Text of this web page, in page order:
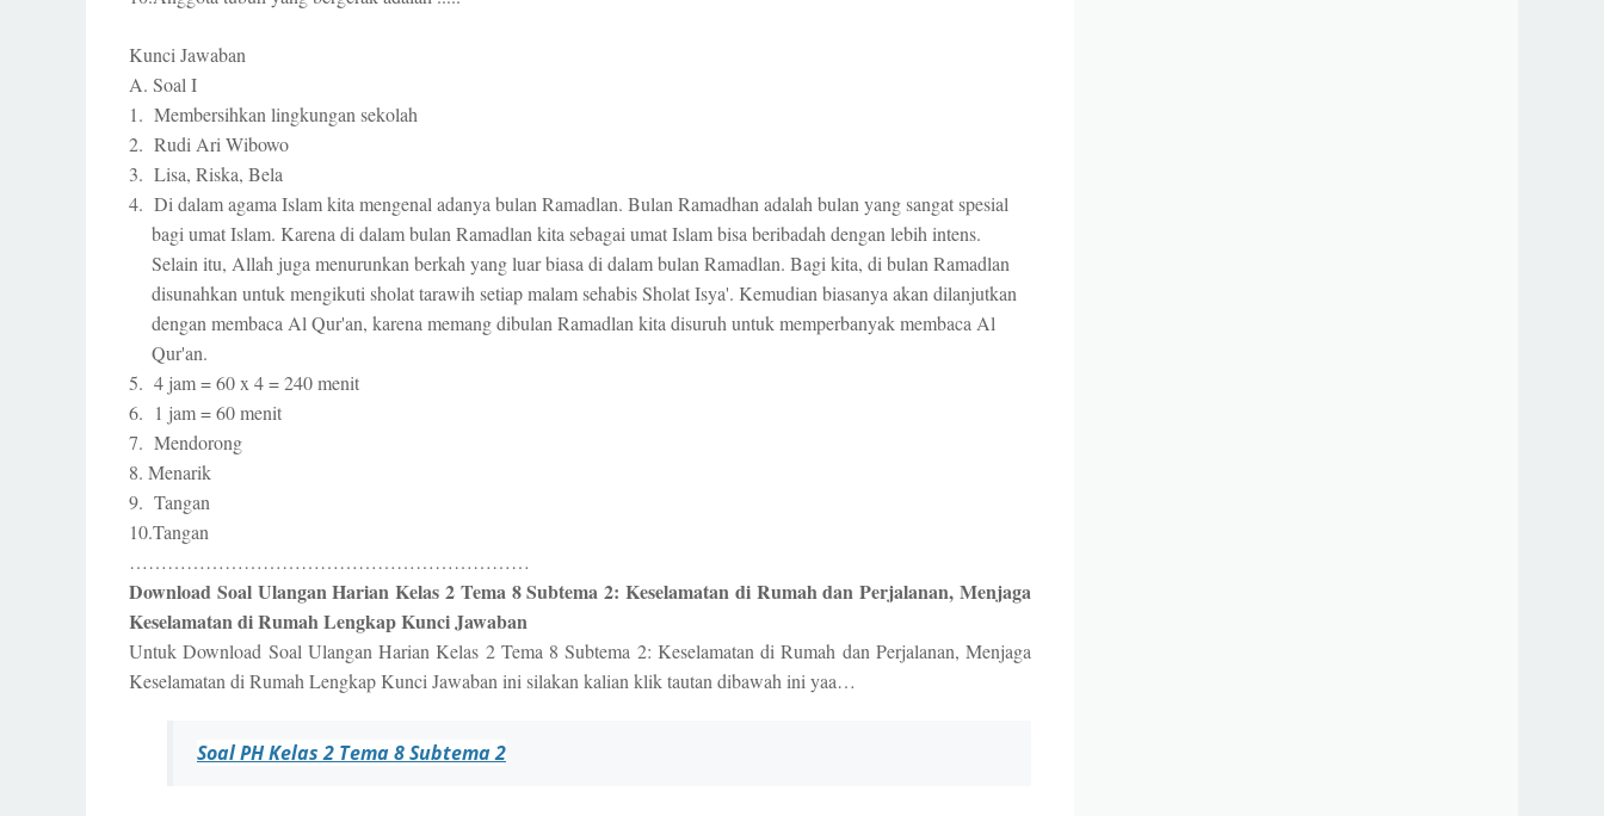
Kunci Jawaban
A. Soal I
1. Membersihkan lingkungan sekolah
2. Rudi Ari Wibowo
3. Lisa, Riska, Bela
4. Di dalam agama Islam kita mengenal adanya bulan Ramadlan. Bulan Ramadhan adalah bulan yang sangat spesial
bagi umat Islam. Karena di dalam bulan Ramadlan kita sebagai umat Islam bisa beribadah dengan lebih intens.
Selain itu, Allah juga menurunkan berkah yang luar biasa di dalam bulan Ramadlan. Bagi kita, di bulan Ramadlan
disunahkan untuk mengikuti sholat tarawih setiap malam sehabis Sholat Isya'. Kemudian biasanya akan dilanjutkan
dengan membaca Al Qur'an, karena memang dibulan Ramadlan kita disuruh untuk memperbanyak membaca Al
Qur'an.
5. 4 jam = 60 x 4 = 240 menit
6. 1 jam = 60 menit
7. Mendorong
8. Menarik
9. Tangan
10.Tangan
………………………………………………………
Download Soal Ulangan Harian Kelas 2 Tema 8 Subtema 2: Keselamatan di Rumah dan Perjalanan, Menjaga
Keselamatan di Rumah Lengkap Kunci Jawaban
Untuk Download Soal Ulangan Harian Kelas 2 Tema 8 Subtema 2: Keselamatan di Rumah dan Perjalanan, Menjaga
Keselamatan di Rumah Lengkap Kunci Jawaban ini silakan kalian klik tautan dibawah ini yaa…
Soal PH Kelas 2 Tema 8 Subtema 2